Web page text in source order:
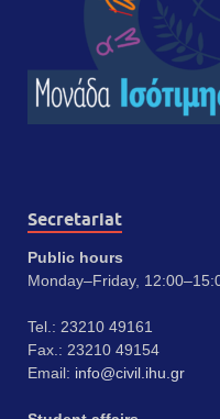
Secretariat
Public hours
Monday–Friday,
Tel.: 23210 49161
Fax.: 23210 49154
Email: info@civil.ihu.gr